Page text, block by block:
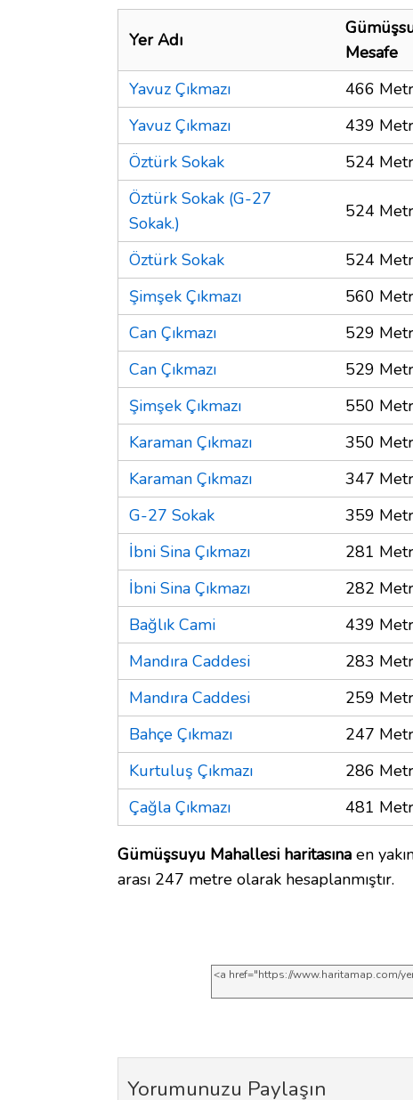
Yer Adı
Mesafe
Yavuz Çıkmazı
466
Yavuz Çıkmazı
439
Öztürk Sokak
524
Öztürk Sokak (G-27
Sokak.)
524
Öztürk Sokak
524
Şimşek Çıkmazı
560
Can Çıkmazı
529
Can Çıkmazı
529
Şimşek Çıkmazı
550
Karaman Çıkmazı
350
Karaman Çıkmazı
347
G-27 Sokak
359
İbni Sina Çıkmazı
281
İbni Sina Çıkmazı
282
Bağlık Cami
439
Mandıra Caddesi
283
Mandıra Caddesi
259
Bahçe Çıkmazı
247
Kurtuluş Çıkmazı
286
Çağla Çıkmazı
481
Gümüşsuyu Mahallesi haritasına en
arası 247 metre olarak hesaplanmıştır.
Yorumunuzu Paylaşın